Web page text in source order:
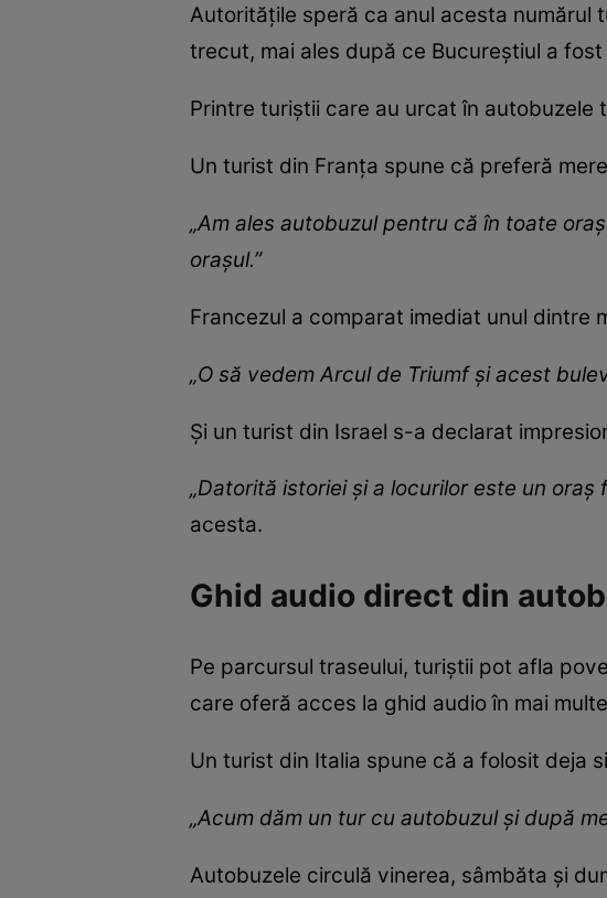
Autoritățile speră ca anul acesta numărul
trecut, mai ales după ce Bucureștiul a
Printre turiștii care au urcat în autobuzele
Un turist din Franța spune că preferă
„Am ales autobuzul pentru că în toate
orașul.”
Francezul a comparat imediat unul dintre
„O să vedem Arcul de Triumf și acest
Și un turist din Israel s-a declarat
„Datorită istoriei și a locurilor este un
acesta.
Ghid audio direct din
Pe parcursul traseului, turiștii pot afla
care oferă acces la ghid audio în mai
Un turist din Italia spune că a folosit deja
„Acum dăm un tur cu autobuzul și după
Autobuzele circulă vinerea, sâmbăta și